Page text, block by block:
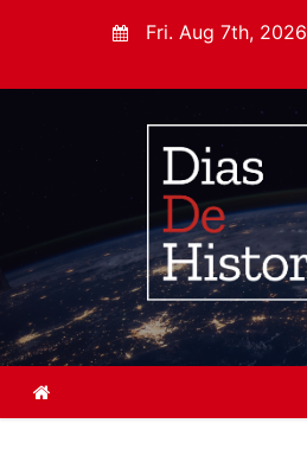
e
t
Fri. Aug 7th, 2026